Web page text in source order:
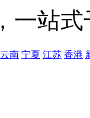
一站
云南 宁夏 江苏 香港